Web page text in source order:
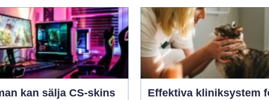
kan sälja CS-skins
Effektiva kliniksystem